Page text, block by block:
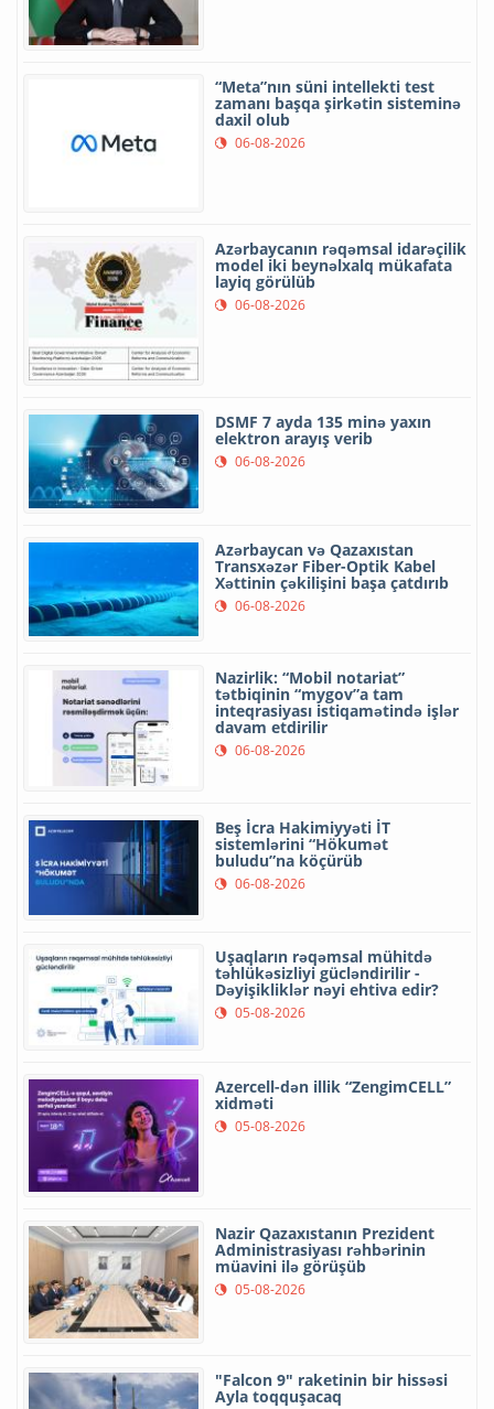
“Meta”nın süni intellekti test
zamanı başqa şirkətin sisteminə
daxil olub
06-08-2026
Azərbaycanın rəqəmsal idarəçilik
model iki beynəlxalq mükafata
layiq görülüb
06-08-2026
DSMF 7 ayda 135 minə yaxın
elektron arayış verib
06-08-2026
Azərbaycan və Qazaxıstan
Transxəzər Fiber-Optik Kabel
Xəttinin çəkilişini başa çatdırıb
06-08-2026
Nazirlik: “Mobil notariat”
tətbiqinin “mygov”a tam
inteqrasiyası istiqamətində işlər
davam etdirilir
06-08-2026
Beş İcra Hakimiyyəti İT
sistemlərini “Hökumət
buludu”na köçürüb
06-08-2026
Uşaqların rəqəmsal mühitdə
təhlükəsizliyi gücləndirilir -
Dəyişikliklər nəyi ehtiva edir?
05-08-2026
Azercell-dən illik “ZengimCELL”
xidməti
05-08-2026
Nazir Qazaxıstanın Prezident
Administrasiyası rəhbərinin
müavini ilə görüşüb
05-08-2026
"Falcon 9" raketinin bir hissəsi
Ayla toqquşacaq